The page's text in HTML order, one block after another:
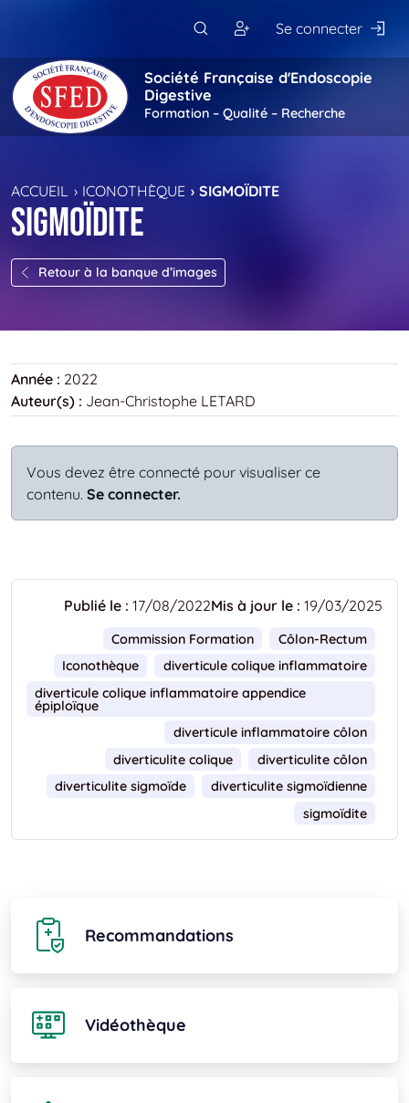
Se connecter
Société Française d'Endoscopie
Digestive
Formation – Qualité – Recherche
ACCUEIL ICONOTHÈQUE SIGMOÏDITE
Sigmoïdite
Retour à la banque d’images
Année : 2022
Auteur(s) : Jean-Christophe LETARD
Vous devez être connecté pour visualiser ce
contenu. Se connecter.
Publié le : 17/08/2022Mis à jour le : 19/03/2025
Commission Formation
Côlon-Rectum
Iconothèque
diverticule colique inflammatoire
diverticule colique inflammatoire appendice
épiploïque
diverticule inflammatoire côlon
diverticulite colique
diverticulite côlon
diverticulite sigmoïde
diverticulite sigmoïdienne
sigmoïdite
Recommandations
Vidéothèque